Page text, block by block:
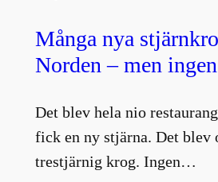
Många nya
Norden – men
Det blev hela nio
fick en ny stjärna. Det blev
trestjärnig krog. Ingen…